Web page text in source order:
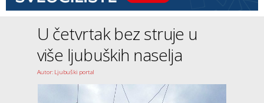
U četvrtak bez struje u
više ljubuških naselja
Autor: Ljubuški portal